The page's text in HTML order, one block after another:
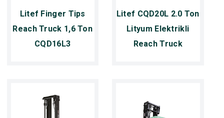
Litef Finger Tips
Reach Truck 1,6 Ton
CQD16L3
Litef CQD20L 2.0 Ton
Lityum Elektrikli
Reach Truck